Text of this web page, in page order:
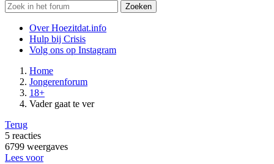
Zoeken
Over Hoezitdat.info
Hulp bij Crisis
Volg ons op Instagram
Home
Jongerenforum
18+
Vader gaat te ver
Terug
5 reacties
6799 weergaves
Lees voor